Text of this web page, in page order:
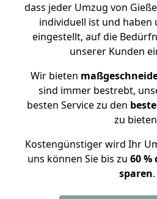
dass jeder Umzug von
individuell ist und haben
eingestellt, auf die
unserer Kunden
Wir bieten
sind immer bestrebt,
besten Service zu den
zu
Kostengünstiger wird Ihr
uns können Sie bis zu 60 %
sparen.